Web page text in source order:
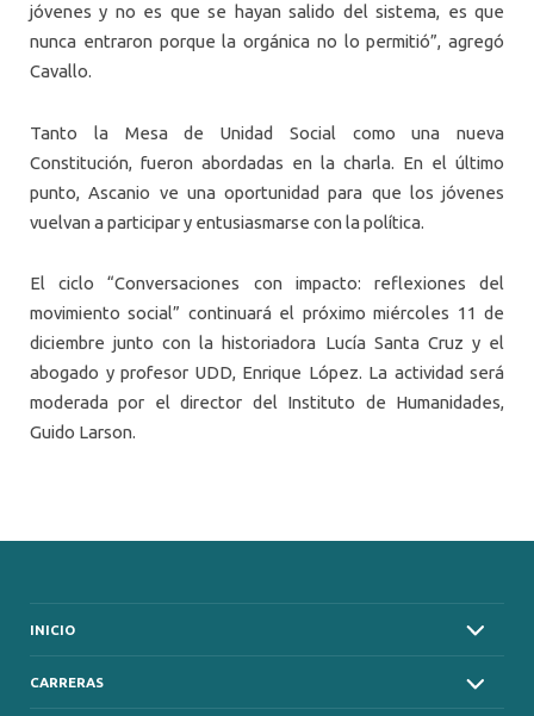
jóvenes y no es que se hayan salido del sistema, es que
nunca entraron porque la orgánica no lo permitió”, agregó
Cavallo.
Tanto la Mesa de Unidad Social como una nueva
Constitución, fueron abordadas en la charla. En el último
punto, Ascanio ve una oportunidad para que los jóvenes
vuelvan a participar y entusiasmarse con la política.
El ciclo “Conversaciones con impacto: reflexiones del
movimiento social” continuará el próximo miércoles 11 de
diciembre junto con la historiadora Lucía Santa Cruz y el
abogado y profesor UDD, Enrique López. La actividad será
moderada por el director del Instituto de Humanidades,
Guido Larson.
INICIO
CARRERAS